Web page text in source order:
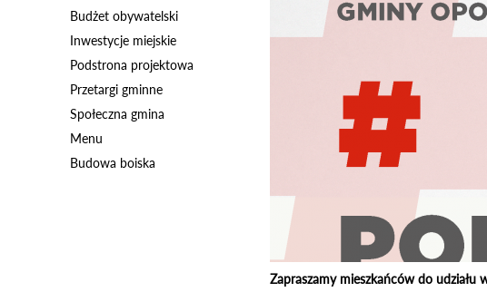
Budżet obywatelski
Inwestycje miejskie
Podstrona projektowa
Przetargi gminne
Społeczna gmina
Menu
Budowa boiska
Zapraszamy mieszkańców do